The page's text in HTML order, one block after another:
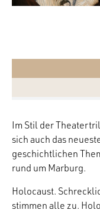
Im Stil der
sich auch das
geschichtlichen
rund um Marburg.
Holocaust.
stimmen alle zu.